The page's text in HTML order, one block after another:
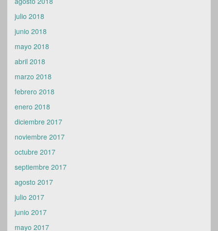
julio 2018
junio 2018
mayo 2018
abril 2018
marzo 2018
febrero 2018
enero 2018
diciembre 2017
noviembre 2017
octubre 2017
septiembre 2017
agosto 2017
julio 2017
junio 2017
mayo 2017